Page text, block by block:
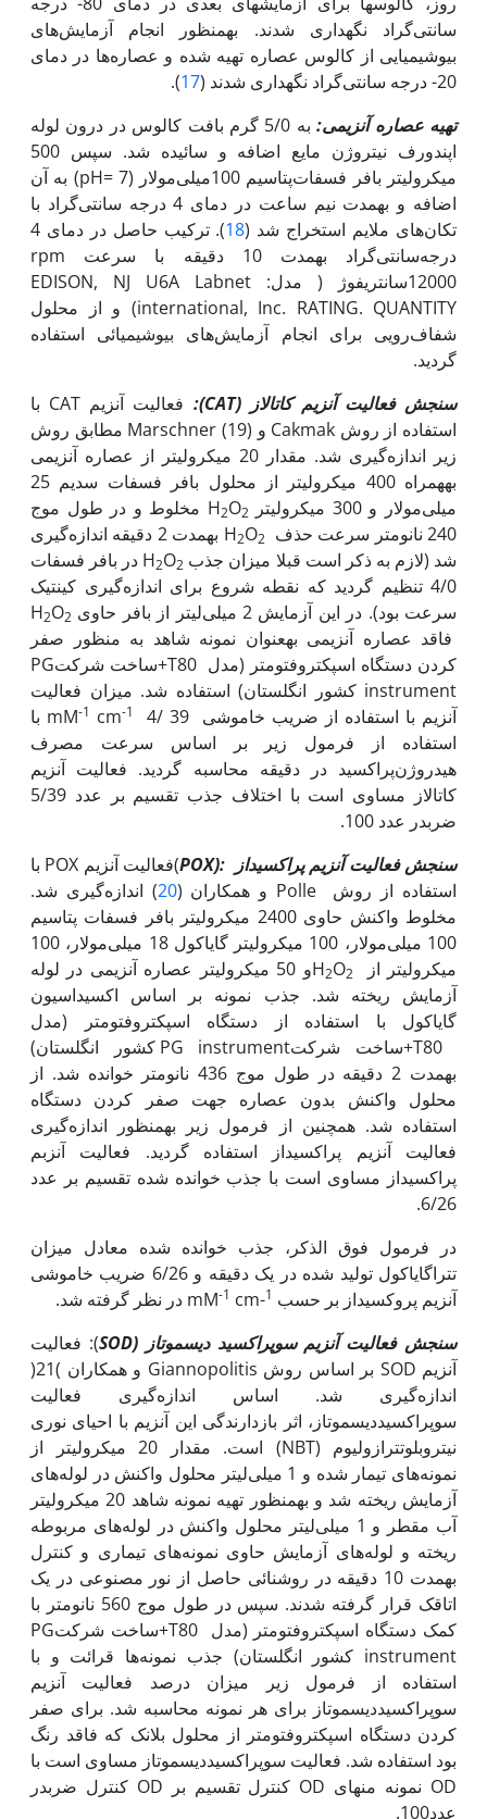
سانتی‌گراد نگه‏داری شدند. به‏منظور انجام آزمایش‌های
بیوشیمیایی از کالوس عصاره تهیه شده و عصاره‌ها در دمای
20- درجه سانتی‌گراد نگه‏داری شدند (
17
).
تهیه عصاره آنزیمی:
به 5/0 گرم بافت کالوس در درون لوله
اپندورف نیتروژن مایع اضافه و سائیده شد. سپس 500
میکرولیتر بافر فسفات‌پتاسیم 100میلی‌مولار (7 =pH) به آن
اضافه و به‏مدت نیم ساعت در دمای 4 درجه سانتی‌گراد با
تکان‌های ملایم استخراج شد (18
). ترکیب حاصل در دمای 4
درجه‌سانتی‌گراد به‏مدت 10 دقیقه با سرعت rpm
12000سانتریفوژ ( مدل: EDISON, NJ U6A Labnet
international, Inc. RATING. QUANTITY) و از محلول
شفاف‌رویی برای انجام آزمایش‌های بیوشیمیائی استفاده
گردید.
سنجش فعالیت آنزیم کاتالاز (CAT
):
فعالیت آنزیم CAT با
استفاده از روش Cakmak و Marschner (19) مطابق روش
زیر اندازه‌گیری شد. مقدار 20 میکرولیتر از عصاره آنزیمی
به‏همراه 400 میکرو‌لیتر از محلول بافر فسفات سدیم 25
میلی‌مولار و 300 میکرو‌لیتر H
2O2
مخلوط و در طول موج
240 نانومتر سرعت حذف H
2O2
به‏مدت 2 دقیقه اندازه‌گیری
شد (لازم به ذکر است قبلا میزان جذب H
2O2
در بافر فسفات
4/0 تنظیم گردید که نقطه شروع برای اندازه‌گیری کینتیک
سرعت بود). در این آزمایش 2 میلی‌لیتر از بافر حاوی H
2O2
فاقد عصاره آنزیمی به‏عنوان نمونه شاهد به منظور صفر
کردن دستگاه اسپکتروفتومتر (مدل T80+ساخت شرکتPG
instrument کشور انگلستان) استفاده شد. میزان فعالیت
آنزیم با استفاده از ضریب خاموشی mM
-1 cm-1
4/ 39 با
استفاده از فرمول زیر بر اساس سرعت مصرف
هیدروژن‌پراکسید در دقیقه محاسبه گردید. فعالیت آنزیم
کاتالاز مساوی است با اختلاف جذب تقسیم بر عدد 5/39
ضربدر عدد 100.
سنجش فعالیت آنزیم پراکسیداز :(POX
)فعالیت آنزیم POX با
استفاده از روش Polle و همکاران (
20) اندازه‌گیری شد.
مخلوط واکنش حاوی 2400 میکرولیتر بافر فسفات پتاسیم
100 میلی‌مولار، 100 میکرولیتر گایاکول 18 میلی‌مولار، 100
میکرولیتر از H
2O2
‌و 50 میکرولیتر عصاره آنزیمی در لوله
آزمایش ریخته شد. جذب نمونه بر اساس اکسیداسیون
گایاکول با استفاده از دستگاه اسپکتروفتومتر (مدل
T80+ساخت شرکتPG instrument کشور انگلستان)
به‏مدت 2 دقیقه در طول موج 436 نانومتر خوانده شد. از
محلول واکنش بدون عصاره جهت صفر کردن دستگاه
استفاده شد. همچنین از فرمول زیر به‏منظور اندازه‌گیری
فعالیت آنزیم پراکسیداز استفاده گردید. فعالیت آنزبم
پراکسیداز مساوی است با جذب خوانده شده تقسیم بر عدد
6/26.
در فرمول فوق الذکر، جذب خوانده شده معادل میزان
تتراگایاکول تولید شده در یک دقیقه و 6/26 ضریب خاموشی
آنزیم پروکسیداز بر حسب mM
-1 cm-1
در نظر گرفته شد.
سنجش فعالیت آنزیم سوپراکسید دیسموتاز(SOD
): فعالیت
آنزیم SOD بر اساس روش Giannopolitis و همکاران )21(
اندازه‌گیری شد. اساس اندازه‌گیری فعالیت
سوپراکسیددیسموتاز، اثر بازدارندگی این آنزیم با احیای نوری
نیتروبلوتترازولیوم (NBT) است. مقدار 20 میکرولیتر از
نمونه‌های تیمار شده و 1 میلی‌لیتر محلول واکنش در لوله‌های
آزمایش ریخته شد و به‏منظور تهیه نمونه شاهد 20 میکرولیتر
آب مقطر و 1 میلی‌لیتر محلول واکنش در لوله‌های مربوطه
ریخته و لوله‌های آزمایش حاوی نمونه‌های تیماری و کنترل
به‏مدت 10 دقیقه در روشنائی حاصل از نور مصنوعی در یک
اتاقک قرار گرفته شدند. سپس در طول موج 560 نانومتر با
کمک دستگاه اسپکتروفتومتر (مدل T80+ساخت شرکتPG
instrument کشور انگلستان) جذب نمونه‌ها قرائت و با
استفاده از فرمول زیر میزان درصد فعالیت آنزیم
سوپراکسیددیسموتاز برای هر نمونه محاسبه شد. برای صفر
کردن دستگاه اسپکتروفتومتر از محلول بلانک که فاقد ‌رنگ
بود استفاده شد. فعالیت سوپراکسیددیسموتاز مساوی است با
OD نمونه منهای OD کنترل تقسیم بر OD کنترل ضربدر
عدد100.